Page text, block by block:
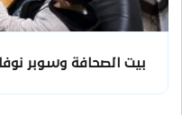
بيت الصحافة وسوبر